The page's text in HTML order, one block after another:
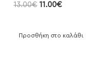
13.00€ 11.00€
Προσθήκη στο καλάθι